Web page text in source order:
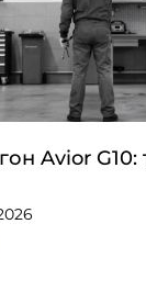
Avior G10: